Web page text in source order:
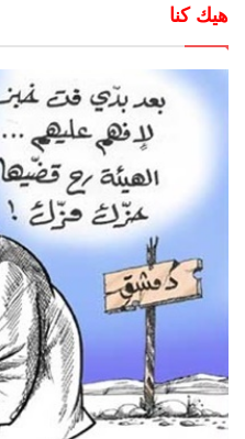
هيك كنا